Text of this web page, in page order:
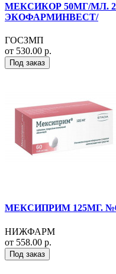
МЕКСИКОР 50МГ/МЛ.
ЭКОФАРМИНВЕСТ/
ГОСЗМП
от 530.00 р.
Под заказ
МЕКСИПРИМ 125МГ.
НИЖФАРМ
от 558.00 р.
Под заказ